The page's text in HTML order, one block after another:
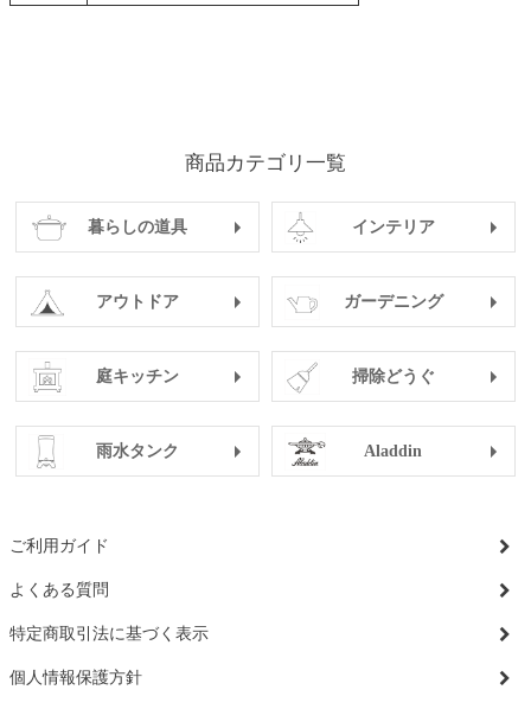
商品カテゴリ一覧
暮らしの道具 インテリア
アウトドア ガーデニング
庭キッチン 掃除どうぐ
雨水タンク Aladdin
ご利用ガイド
よくある質問
特定商取引法に基づく表示
個人情報保護方針